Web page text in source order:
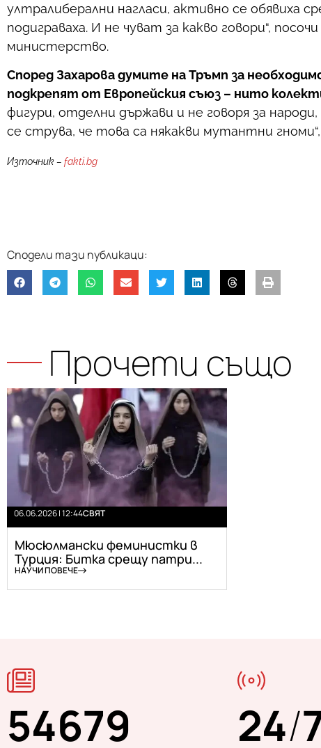
ултралиберални нагласи, активно се обявиха
подиграваха. И не чуват за какво говори“,
министерство.
Според Захарова думите на Тръмп за
подкрепят от Европейския съюз – нито
фигури, отделни държави и не говоря за
се струва, че това са някакви мутантни
Източник – fakti.bg
Прочети също
06.06.2026 | 12:44СВЯТ
Мюсюлмански феминистки в
Турция: Битка срещу патри...
НАУЧИ ПОВЕЧЕ
54679 24/